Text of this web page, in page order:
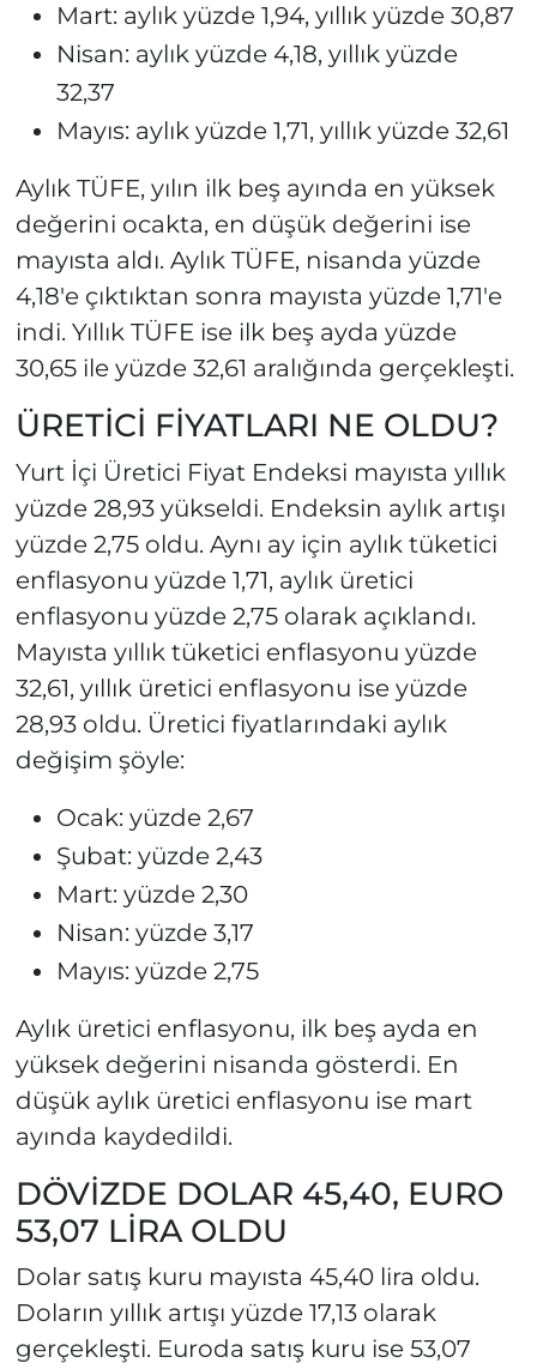
Mart: aylık yüzde 1,94, yıllık yüzde 30,87
Nisan: aylık yüzde 4,18, yıllık yüzde
32,37
Mayıs: aylık yüzde 1,71, yıllık yüzde 32,61
Aylık TÜFE, yılın ilk beş ayında en yüksek
değerini ocakta, en düşük değerini ise
mayısta aldı. Aylık TÜFE, nisanda yüzde
4,18'e çıktıktan sonra mayısta yüzde 1,71'e
indi. Yıllık TÜFE ise ilk beş ayda yüzde
30,65 ile yüzde 32,61 aralığında gerçekleşti.
ÜRETİCİ FİYATLARI NE OLDU?
Yurt İçi Üretici Fiyat Endeksi mayısta yıllık
yüzde 28,93 yükseldi. Endeksin aylık artışı
yüzde 2,75 oldu. Aynı ay için aylık tüketici
enflasyonu yüzde 1,71, aylık üretici
enflasyonu yüzde 2,75 olarak açıklandı.
Mayısta yıllık tüketici enflasyonu yüzde
32,61, yıllık üretici enflasyonu ise yüzde
28,93 oldu. Üretici fiyatlarındaki aylık
değişim şöyle:
Ocak: yüzde 2,67
Şubat: yüzde 2,43
Mart: yüzde 2,30
Nisan: yüzde 3,17
Mayıs: yüzde 2,75
Aylık üretici enflasyonu, ilk beş ayda en
yüksek değerini nisanda gösterdi. En
düşük aylık üretici enflasyonu ise mart
ayında kaydedildi.
DÖVİZDE DOLAR 45,40, EURO
53,07 LİRA OLDU
Dolar satış kuru mayısta 45,40 lira oldu.
Doların yıllık artışı yüzde 17,13 olarak
gerçekleşti. Euroda satış kuru ise 53,07